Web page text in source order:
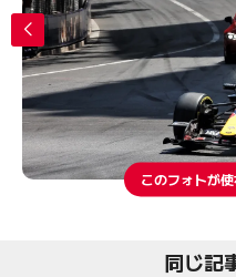
このフォトが
同じ記